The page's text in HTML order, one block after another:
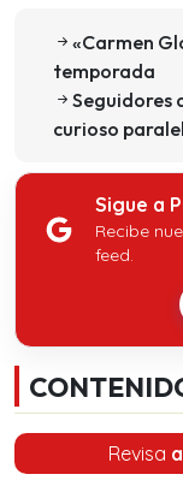
«Carmen
temporada
Seguidores
curioso
Sigue a
Recibe
feed.
Revisa